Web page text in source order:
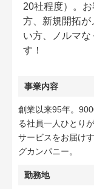
20社程度）。
方、新規開拓が
い方、ノルマ
す！
事業内容
創業以来95年。
る社員一人ひとり
サービスをお届け
グカンパニー。
勤務地